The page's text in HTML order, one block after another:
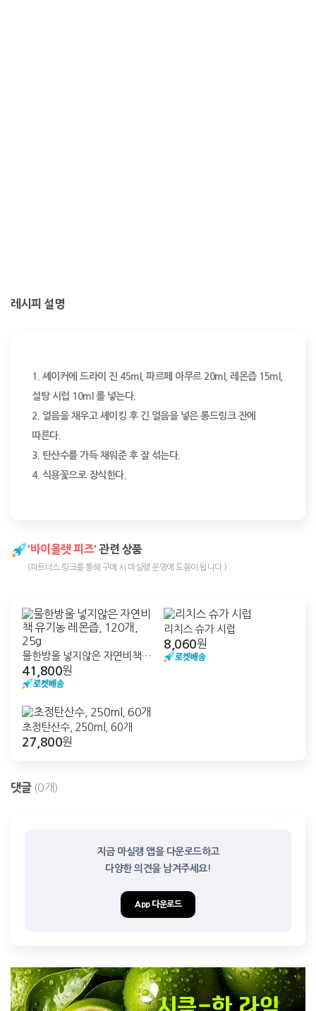
레시피 설명
1. 셰이커에 드라이 진 45ml, 파르페 아무르 20ml, 레몬즙 15ml,
설탕 시럽 10ml 를 넣는다.
2. 얼음을 채우고 셰이킹 후 긴 얼음을 넣은 롱드링크 잔에
따른다.
3. 탄산수를 가득 채워준 후 잘 섞는다.
4. 식용꽃으로 장식한다.
'바이올렛 피즈' 관련 상품
(파트너스 링크를 통해 구매 시 마실랭 운영에 도움이 됩니다.)
물한방울 넣지않은 자연비책
유기농 레몬즙, 120개, 25g
41,800원
리치스 슈가 시럽
8,060원
초정탄산수, 250ml, 60개
27,800원
댓글 (0개)
지금 마실랭 앱을 다운로드하고
다양한 의견을 남겨주세요!
App 다운로드